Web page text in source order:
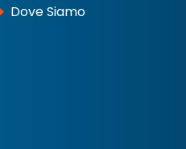
Dove Siamo